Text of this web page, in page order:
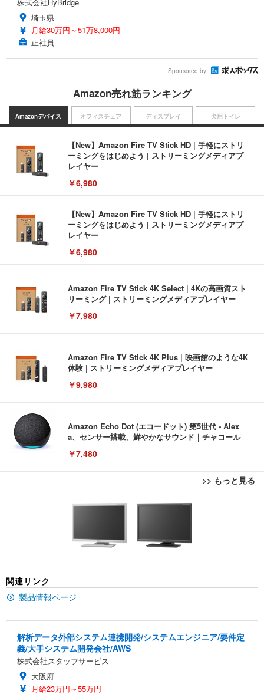
株式会社HyBridge
埼玉県
月給30万円～51万8,000円
正社員
Sponsored by
Amazon売れ筋ランキング
Amazonデバイス
【New】Amazon Fire TV Stick HD | 手軽にストリ
ーミングをはじめよう | ストリーミングメディアプ
レイヤー
￥6,980
【New】Amazon Fire TV Stick HD | 手軽にストリ
ーミングをはじめよう | ストリーミングメディアプ
レイヤー
￥6,980
Amazon Fire TV Stick 4K Select | 4Kの高画質スト
リーミング | ストリーミングメディアプレイヤー
￥7,980
Amazon Fire TV Stick 4K Plus | 映画館のような4K
体験 | ストリーミングメディアプレイヤー
￥9,980
Amazon Echo Dot (エコードット) 第5世代 - Alex
a、センサー搭載、鮮やかなサウンド｜チャコール
￥7,480
>> もっと見る
オフィスチェア
[EdoErgo] オフィスチェア 椅子 テレワーク 疲れな
ン樹脂ベース 通気性メッシュ 在宅ワーク H-WY01
(黒網+黒枠+黒足)
￥5,699
ュチェア 人間工学 疲れない ブラック
￥27,999
Sezlife オフィスチェア デスクチェア 疲れない テレ
ワーク チェア 強化バックレスト 30度ロッキング機
能 人間工学 椅子 腰サポート 90度跳ね上げ式アーム
ョン PCチェア 通気性メッシュ ゲーミング/勉強/事
ディスプレイ
EIZO ビジネス向けプレミアムモニター | FlexScan
￥105,595
イト
【純正品】27"ゲーミングモニター DualSense 充電
フック付き（CFI-ZDM1J）
犬用トイレ
Amazonベーシック ペットシーツ 薄型 レギュラー 1
￥3,373
x2袋(84枚) ホワイト(吸収面:ライトブルー)
￥3,234
ネオ・ルーライフ ネオ・オムツ L 中型犬用 26枚入
り 単品
関連リンク
製品情報ページ
解析データ外部システム連携開発/システムエンジニア/要件定
義/大手システム開発会社/AWS
株式会社スタッフサービス
大阪府
月給23万円～55万円